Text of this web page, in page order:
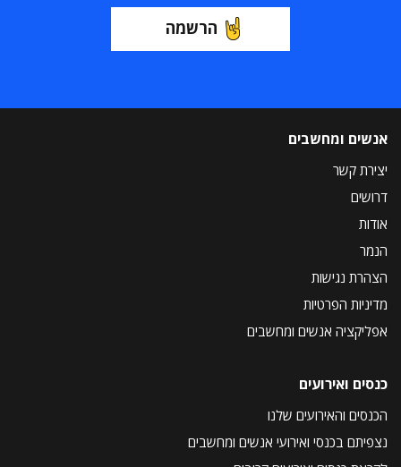
הרשמה
אנשים ומחשבים
יצירת קשר
דרושים
אודות
הנמר
הצהרת נגישות
מדיניות הפרטיות
אפליקציה אנשים ומחשבים
כנסים ואירועים
הכנסים והאירועים שלנו
נצפיתם בכנסי ואירועי אנשים ומחשבים